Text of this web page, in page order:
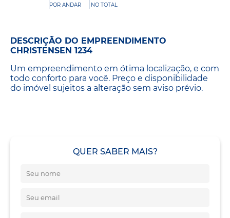
POR ANDAR
NO TOTAL
DESCRIÇÃO DO EMPREENDIMENTO
CHRISTENSEN 1234
Um empreendimento em ótima localização, e com
todo conforto para você. Preço e disponibilidade
do imóvel sujeitos a alteração sem aviso prévio.
QUER SABER MAIS?